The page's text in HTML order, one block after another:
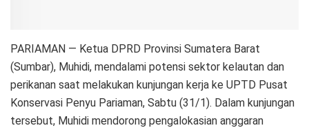
PARIAMAN — Ketua DPRD Provinsi Sumatera Barat
(Sumbar), Muhidi, mendalami potensi sektor kelautan dan
perikanan saat melakukan kunjungan kerja ke UPTD Pusat
Konservasi Penyu Pariaman, Sabtu (31/1). Dalam kunjungan
tersebut, Muhidi mendorong pengalokasian anggaran